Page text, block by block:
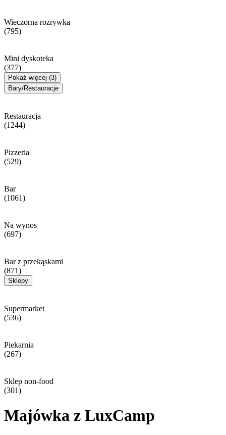
Wieczorna rozrywka
(795)
Mini dyskoteka
(377)
Pokaż więcej (3)
Bary/Restauracje
Restauracja
(1244)
Pizzeria
(529)
Bar
(1061)
Na wynos
(697)
Bar z przekąskami
(871)
Sklepy
Supermarket
(536)
Piekarnia
(267)
Sklep non-food
(301)
Majówka z LuxCamp